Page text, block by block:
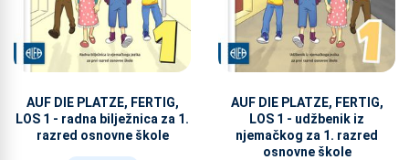
AUF DIE PLATZE, FERTIG,
LOS 1 - radna bilježnica za 1.
razred osnovne škole
AUF DIE PLATZE, FERTIG,
LOS 1 - udžbenik iz
njemačkog za 1. razred
osnovne škole